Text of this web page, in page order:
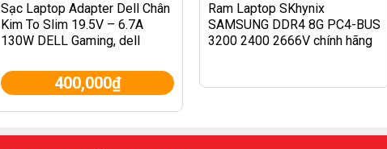
Sạc Laptop Adapter Dell Chân
Kim To Slim 19.5V – 6.7A
130W DELL Gaming, dell
400,000₫
Ram Laptop SKhynix
SAMSUNG DDR4 8G PC4-BUS
3200 2400 2666V chính hãng